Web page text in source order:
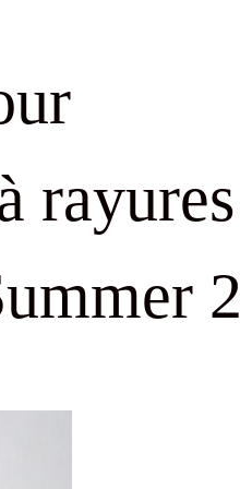
rayures
2